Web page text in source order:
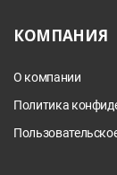
КОМПАНИЯ
О компании
Политика